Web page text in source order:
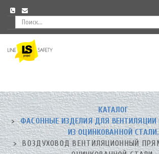
to
homepage
КАТАЛОГ
ФАСОННЫЕ ИЗДЕЛИЯ ДЛЯ
ИЗ ОЦИНКОВАННОЙ СТАЛИ.
ВОЗДУХОВОД ВЕНТИЛЯЦИОННЫЙ